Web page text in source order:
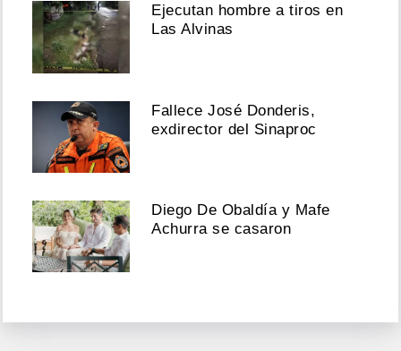
Ejecutan hombre a tiros en
Las Alvinas
Fallece José Donderis,
exdirector del Sinaproc
Diego De Obaldía y Mafe
Achurra se casaron